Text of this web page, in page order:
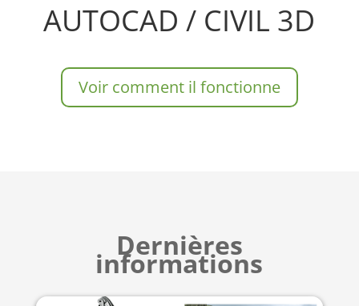
AUTOCAD / CIVIL 3D
Voir comment il fonctionne
Dernières
informations